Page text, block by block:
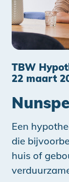
TBW
22 maart
Een
die
huis of